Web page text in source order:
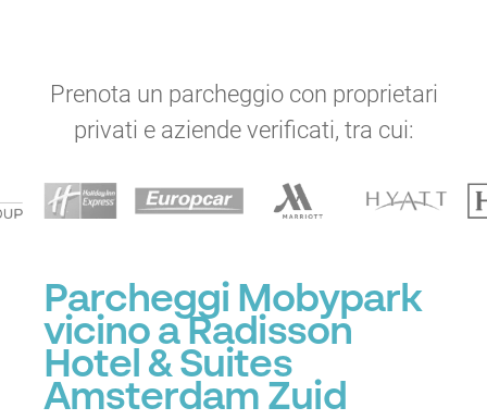
Prenota un parcheggio con proprietari
privati e aziende verificati, tra cui:
Parcheggi Mobypark
vicino a Radisson
Hotel & Suites
Amsterdam Zuid
PP
P P
P
P
P